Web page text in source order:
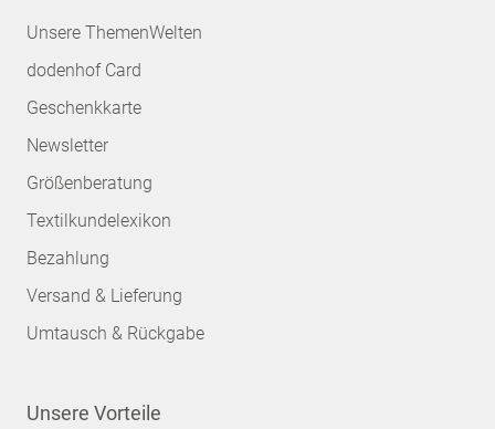
Unsere ThemenWelten
dodenhof Card
Geschenkkarte
Newsletter
Größenberatung
Textilkundelexikon
Bezahlung
Versand & Lieferung
Umtausch & Rückgabe
Unsere Vorteile